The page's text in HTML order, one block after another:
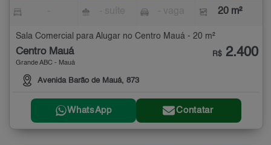
20 m²
Sala Comercial para Alugar no Centro Mauá - 20 m²
Centro Mauá
Grande ABC - Mauá
Avenida Barão de Mauá, 873
R$ 2.400
WhatsApp Contatar